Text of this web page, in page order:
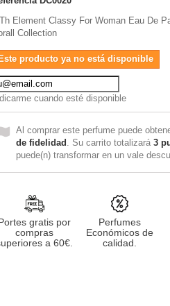
Element Classy For Woman Eau De
Collection
Este producto ya no está disponible
cuando esté disponible
Al comprar este perfume puede
de fidelidad . Su carrito totalizará 3
puede(n) transformar en un vale
gratis por
compras
a 60€.
Perfumes
Económicos de
calidad.